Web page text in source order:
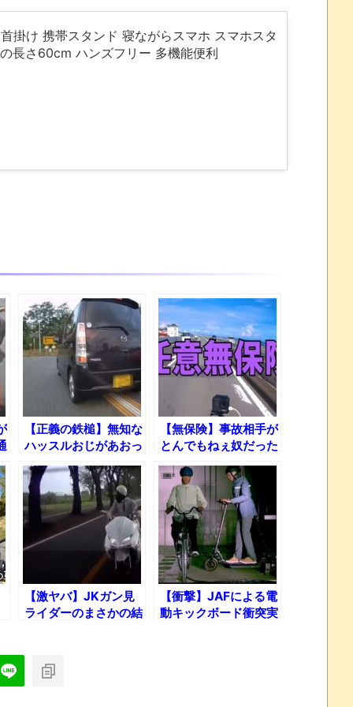
掛け 携帯スタンド 寝ながらスマホ スマホスタ
長さ60cm ハンズフリー 多機能便利
【正義の鉄槌】無知な
ハッスルおじがあおっ
てきた結果、まさかの
ブーメラン!?
【無保険】事故相手が
とんでもねぇ奴だった
件について
【激ヤバ】JKガン見
ライダーのまさかの結
【衝撃】JAFによる電
動キックボード衝突実